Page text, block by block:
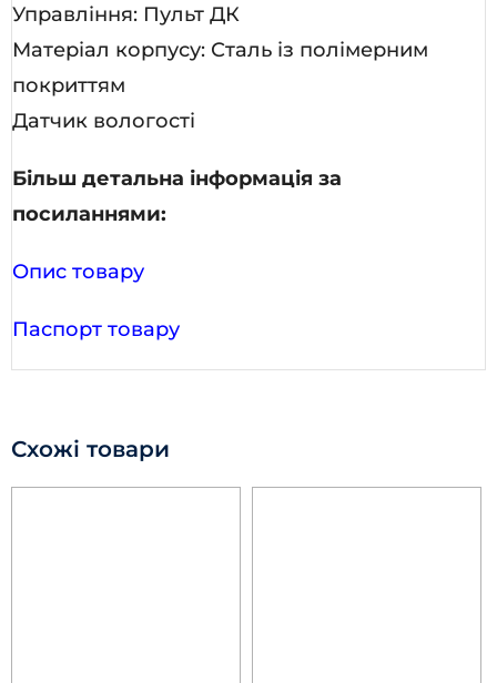
Управління: Пульт ДК
Матеріал корпусу: Сталь із полімерним
покриттям
Датчик вологості
Більш детальна інформація за
посиланнями:
Опис товару
Паспорт товару
Схожі товари